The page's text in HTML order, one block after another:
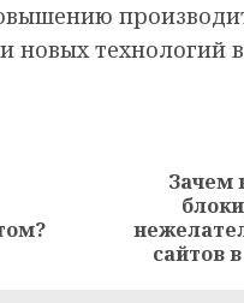
новых технологий
Предыдущая
запись:
Следующая
запись:
Зачем
сайтов